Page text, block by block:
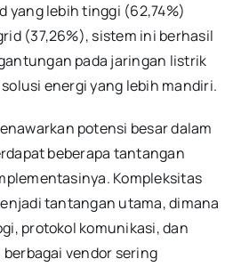
yang lebih tinggi (62,74%)
(37,26%), sistem ini berhasil
pada jaringan listrik
energi yang lebih mandiri.
potensi besar dalam
beberapa tantangan
Kompleksitas
tantangan utama, dimana
protokol komunikasi, dan
vendor sering